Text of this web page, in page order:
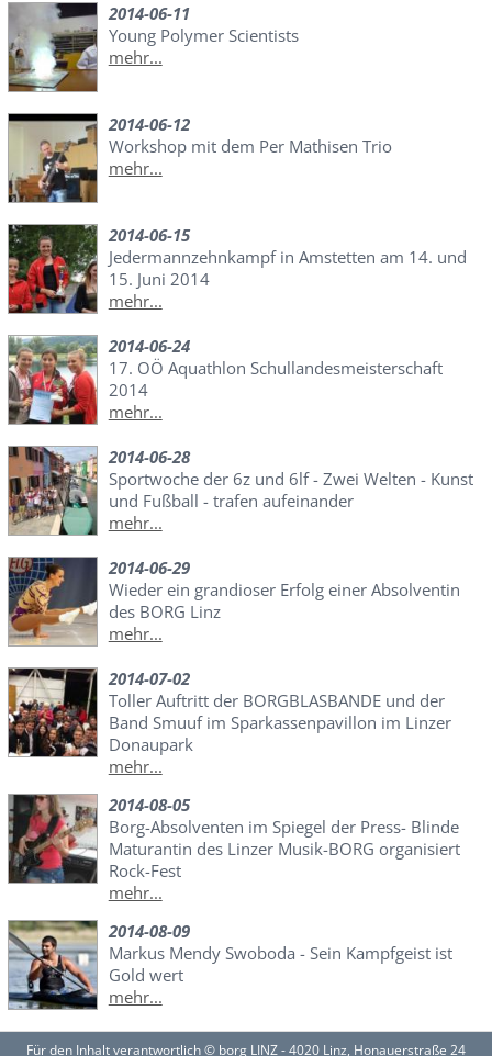
2014-06-11
Young Polymer Scientists
mehr...
2014-06-12
Workshop mit dem Per Mathisen Trio
mehr...
2014-06-15
Jedermannzehnkampf in Amstetten am 14. und
15. Juni 2014
mehr...
2014-06-24
17. OÖ Aquathlon Schullandesmeisterschaft
2014
mehr...
2014-06-28
Sportwoche der 6z und 6lf - Zwei Welten - Kunst
und Fußball - trafen aufeinander
mehr...
2014-06-29
Wieder ein grandioser Erfolg einer Absolventin
des BORG Linz
mehr...
2014-07-02
Toller Auftritt der BORGBLASBANDE und der
Band Smuuf im Sparkassenpavillon im Linzer
Donaupark
mehr...
2014-08-05
Borg-Absolventen im Spiegel der Press- Blinde
Maturantin des Linzer Musik-BORG organisiert
Rock-Fest
mehr...
2014-08-09
Markus Mendy Swoboda - Sein Kampfgeist ist
Gold wert
mehr...
Für den Inhalt verantwortlich © borg LINZ - 4020 Linz, Honauerstraße 24